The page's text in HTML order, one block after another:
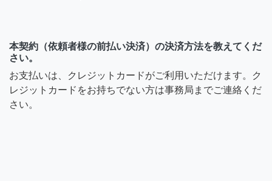
本契約（依頼者様の前払い決済）の決済方法を教えてくだ
さい。
お支払いは、クレジットカードがご利用いただけます。ク
レジットカードをお持ちでない方は事務局までご連絡くだ
さい。